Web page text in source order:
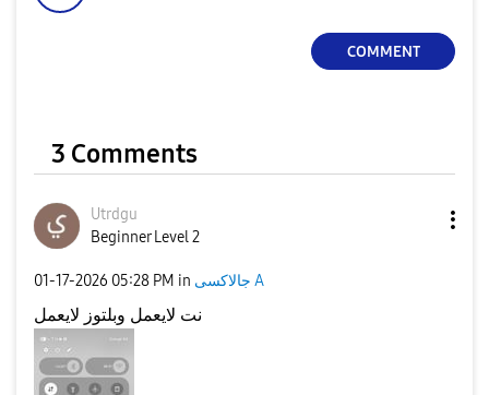
COMMENT
3 Comments
Utrdgu
Beginner Level 2
‎01-17-2026 05:28 PM in جالاكسى A
نت لايعمل وبلتوز لايعمل